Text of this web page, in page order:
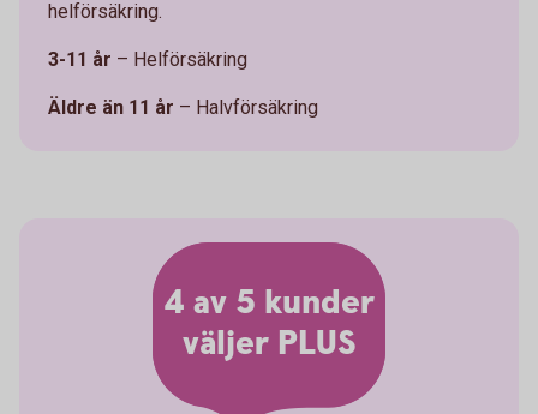
helförsäkring.
3-11 år – Helförsäkring
Äldre än 11 år – Halvförsäkring
4 av 5 kunder
väljer PLUS